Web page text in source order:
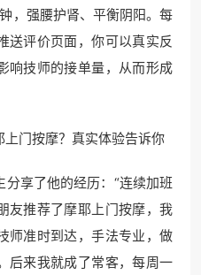
，强腰护肾、平衡阴阳。每
送评价页面，你可以真实反
响技师的接单量，从而形成
门按摩？真实体验告诉你
享了他的经历：“连续加班
友推荐了摩耶上门按摩，我
师准时到达，手法专业，做
后来我就成了常客，每周一